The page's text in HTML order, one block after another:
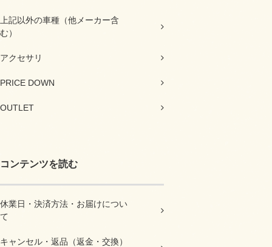
上記以外の車種（他メーカー含
む）
アクセサリ
PRICE DOWN
OUTLET
コンテンツを読む
休業日・決済方法・お届けについ
て
キャンセル・返品（返金・交換）